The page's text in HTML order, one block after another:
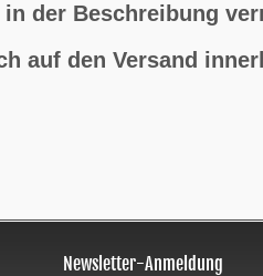
der Beschreibung
auf den Versand
Newsletter-Anmeldung